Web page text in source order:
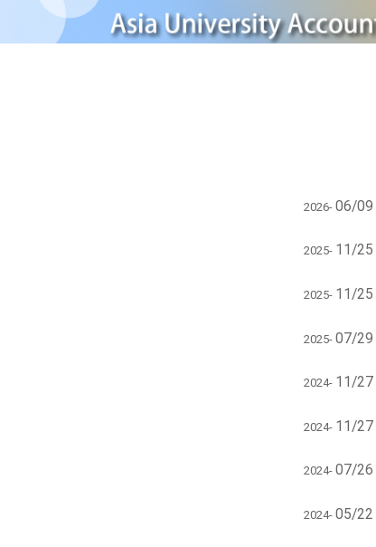
2026- 06/09
2025- 11/25
2025- 11/25
2025- 07/29
2024- 11/27
2024- 11/27
2024- 07/26
2024- 05/22